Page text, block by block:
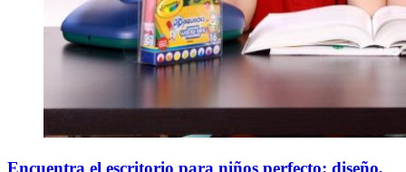
Encuentra el escritorio para niños perfecto: diseño,